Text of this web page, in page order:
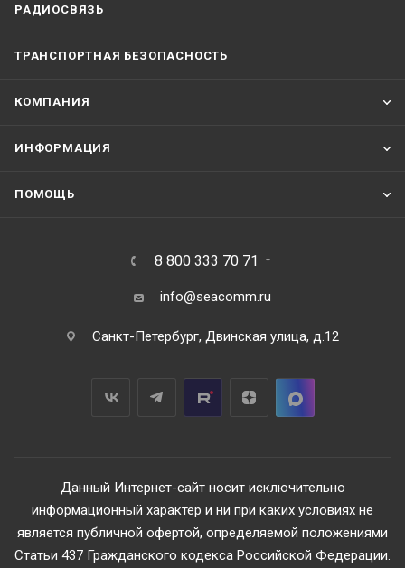
РАДИОСВЯЗЬ
ТРАНСПОРТНАЯ БЕЗОПАСНОСТЬ
КОМПАНИЯ
ИНФОРМАЦИЯ
ПОМОЩЬ
8 800 333 70 71
info@seacomm.ru
Санкт-Петербург, Двинская улица, д.12
Данный Интернет-сайт носит исключительно
информационный характер и ни при каких условиях не
является публичной офертой, определяемой положениями
Статьи 437 Гражданского кодекса Российской Федерации.